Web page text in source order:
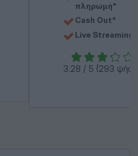
πληρωμή*
Cash Out*
Live Streaming*
3.28 / 5 (293